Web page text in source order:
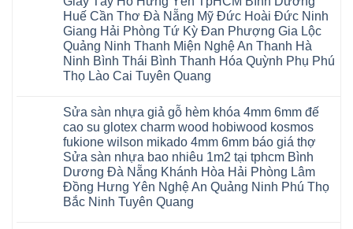
Huế Cần Thơ Đà Nẵng Mỹ Đức Hoài Đức Ninh
Giang Hải Phòng Tứ Kỳ Đan Phượng Gia Lộc
Quảng Ninh Thanh Miện Nghệ An Thanh Hà
Ninh Bình Thái Bình Thanh Hóa Quỳnh Phụ Phú
Thọ Lào Cai Tuyên Quang
bình
luận
ở
Sàn
gỗ
AURUM
Floor
Báo
giá
Sàn
Sửa sàn nhựa giả gỗ hèm khóa 4mm 6mm đế
cao su glotex charm wood hobiwood kosmos
fukione wilson mikado 4mm 6mm báo giá thợ
Sửa sàn nhựa bao nhiêu 1m2 tại tphcm Bình
Dương Đà Nẵng Khánh Hòa Hải Phòng Lâm
Đồng Hưng Yên Nghệ An Quảng Ninh Phú Thọ
Bắc Ninh Tuyên Quang